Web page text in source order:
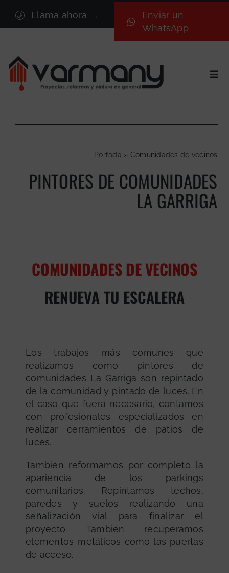
contenido
Llama ahora →
Enviar un
WhatsApp
Sectores
Nosotros
Portada » Comunidades de vecinos
PINTORES DE COMUNIDADES
LA GARRIGA
COMUNIDADES DE VECINOS
RENUEVA TU ESCALERA
Los trabajos más comunes que
realizamos como pintores de
comunidades La Garriga son repintado
de la comunidad y pintado de luces. En
el caso que fuera necesario, contamos
con profesionales especializados en
realizar cerramientos de patios de
luces.
También reformamos por completo la
apariencia de los parkings
comunitarios. Repintamos techos,
paredes y suelos realizando una
señalización vial para finalizar el
proyecto. También recuperamos
elementos metálicos como las puertas
de acceso.